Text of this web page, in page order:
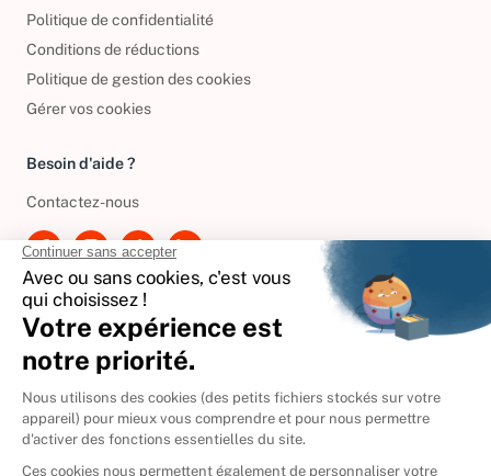
Politique de confidentialité
Conditions de réductions
Politique de gestion des cookies
Gérer vos cookies
Besoin d'aide ?
Contactez-nous
International
🇪🇸Espagne
🇩🇪Allemagne
🇮🇹 Italie